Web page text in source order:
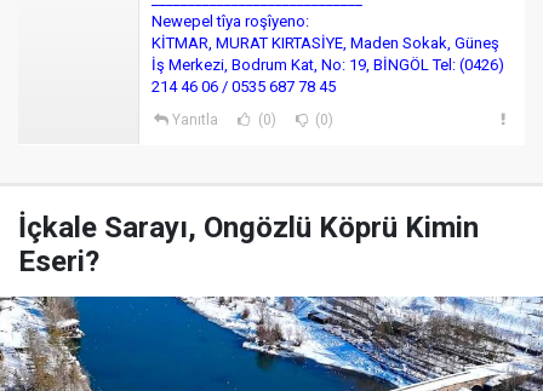
Newepel tîya roşîyeno:
KİTMAR, MURAT KIRTASİYE, Maden Sokak, Güneş
İş Merkezi, Bodrum Kat, No: 19, BİNGÖL Tel: (0426)
214 46 06 / 0535 687 78 45
Yanıtla (0) (0)
İçkale Sarayı, Ongözlü Köprü Kimin
Eseri?